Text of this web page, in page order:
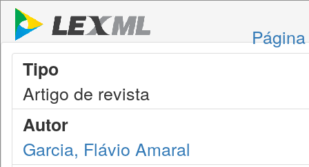
Tipo
Artigo de revista
Autor
Garcia, Flávio Amaral